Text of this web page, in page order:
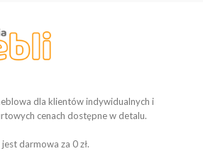
dla klientów indywidualnych i
cenach dostępne w detalu.
darmowa za 0 zł.